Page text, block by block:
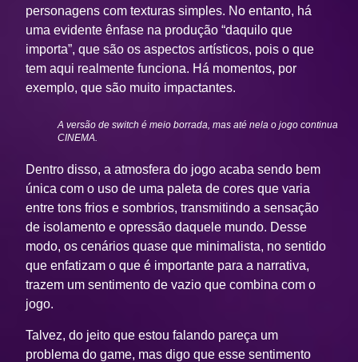
personagens com texturas simples. No entanto, há
uma evidente ênfase na produção “daquilo que
importa”, que são os aspectos artísticos, pois o que
tem aqui realmente funciona. Há momentos, por
exemplo, que são muito impactantes.
A versão de switch é meio borrada, mas até nela o jogo continua
CINEMA.
Dentro disso, a atmosfera do jogo acaba sendo bem
única com o uso de uma paleta de cores que varia
entre tons frios e sombrios, transmitindo a sensação
de isolamento e opressão daquele mundo. Desse
modo, os cenários quase que minimalista, no sentido
que enfatizam o que é importante para a narrativa,
trazem um sentimento de vazio que combina com o
jogo.
Talvez, do jeito que estou falando pareça um
problema do game, mas digo que esse sentimento